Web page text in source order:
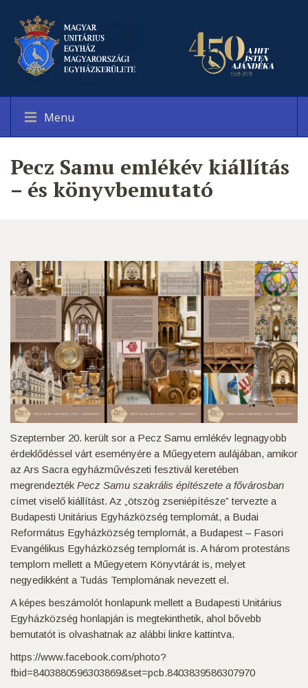
Menu
Pecz Samu emlékév kiállítás
– és könyvbemutató
Szeptember 20. került sor a Pecz Samu emlékév legnagyobb
érdeklődéssel várt eseményére a Műegyetem aulájában, amikor
az Ars Sacra egyházművészeti fesztivál keretében
megrendezték Pecz Samu szakrális építészete a fővárosban
címet viselő kiállítást. Az „ötszög zseniépítésze” tervezte a
Budapesti Unitárius Egyházközség templomát, a Budai
Református Egyházközség templomát, a Budapest – Fasori
Evangélikus Egyházközség templomát is. A három protestáns
templom mellett a Műegyetem Könyvtárát is, melyet
negyedikként a Tudás Templomának nevezett el.
A képes beszámolót honlapunk mellett a Budapesti Unitárius
Egyházközség honlapján is megtekinthetik, ahol bővebb
bemutatót is olvashatnak az alábbi linkre kattintva.
https://www.facebook.com/photo?
fbid=8403880596303869&set=pcb.8403839586307970